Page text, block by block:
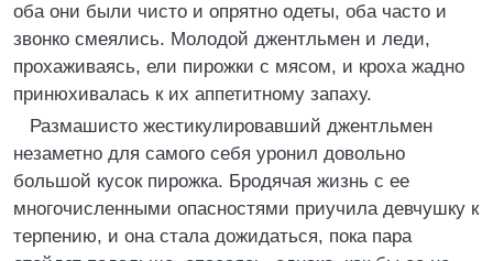
оба они были чисто и опрятно одеты, оба часто и
звонко смеялись. Молодой джентльмен и леди,
прохаживаясь, ели пирожки с мясом, и кроха жадно
принюхивалась к их аппетитному запаху.
Размашисто жестикулировавший джентльмен
незаметно для самого себя уронил довольно
большой кусок пирожка. Бродячая жизнь с ее
многочисленными опасностями приучила девчушку к
терпению, и она стала дожидаться, пока пара